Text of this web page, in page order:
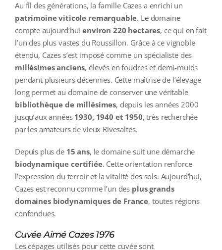
Au fil des générations, la famille Cazes a enrichi un
patrimoine viticole remarquable. Le domaine
compte aujourd’huienviron 220 hectares, ce qui en fait
l’un des plus vastes du Roussillon. Grâce à ce vignoble
étendu, Cazes s’est imposé comme un spécialiste des
millésimes anciens, élevés en foudres et demi‑muids
pendant plusieurs décennies. Cette maîtrise de l’élevage
long permet au domaine de conserver une véritable
bibliothèque de millésimes, depuis les années 2000
jusqu’aux années 1930, 1940 et 1950, très recherchée
par les amateurs de vieux Rivesaltes.
Depuis plus de 15 ans, le domaine suit une démarche
biodynamique certifiée. Cette orientation renforce
l’expression du terroir et la vitalité des sols. Aujourd’hui,
Cazes est reconnu comme l’un des plus grands
domaines biodynamiques de France, toutes régions
confondues.
Cuvée Aimé Cazes 1976
Les cépages utilisés pour cette cuvée sont